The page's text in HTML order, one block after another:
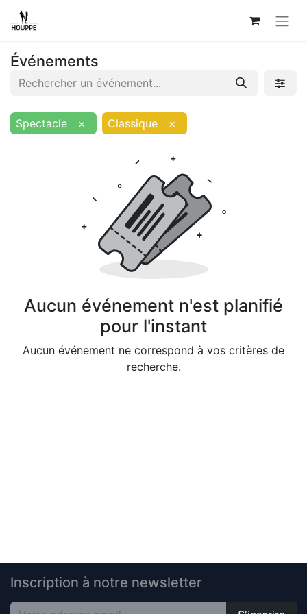
Événements
Spectacle × Classique ×
Aucun événement n'est planifié
pour l'instant
Aucun événement ne correspond à vos critères de
recherche.
Inscription à notre newsletter